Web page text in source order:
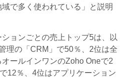
で多く使われている」と説明
ョンごとの売上トップ5は、以
理の「CRM」で50％、2位は全
ールインワンのZoho Oneで2
12％、4位はアプリケーション